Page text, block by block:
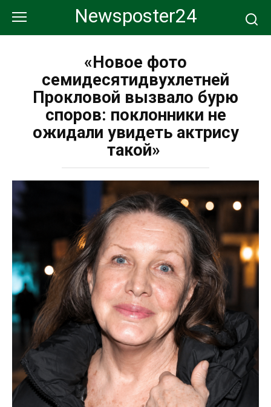
контенту
Newsposter24
«Новое фото
семидесятидвухлетней
Прокловой вызвало бурю
споров: поклонники не
ожидали увидеть актрису
такой»